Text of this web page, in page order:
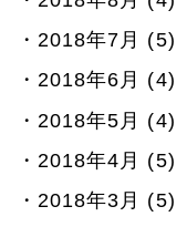
2018年7月 (5)
2018年6月 (4)
2018年5月 (4)
2018年4月 (5)
2018年3月 (5)